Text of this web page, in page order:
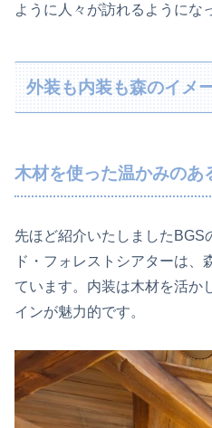
ように人々が訪れるようにな
外装も内装も森のイメ
木材を使った温かみのあ
先ほど紹介いたしましたBGS
ド・フォレストシアターは
ています。内装は木材を活か
インが魅力的です。